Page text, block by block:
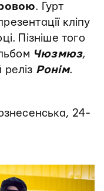
. Гурт
кліпу
Пізніше того
Чюзмюз,
Ронім.
24-